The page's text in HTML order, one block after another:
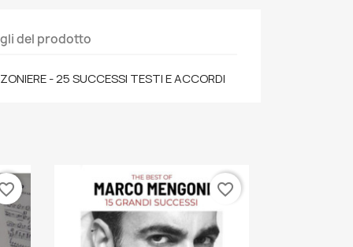
del prodotto
- 25 SUCCESSI TESTI E ACCORDI
favorite_border